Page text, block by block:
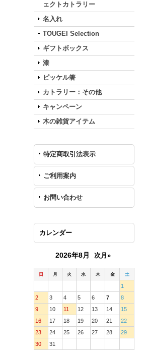
ェクトカトラリー
名入れ
TOUGEI Selection
ギフトボックス
漆
ピッケル箸
カトラリー：その他
キャンペーン
木の雑貨アイテム
特定商取引法表示
ご利用案内
お問い合わせ
カレンダー
2026年8月 次月»
日 月 火 水 木 金 土
1
2
3 4 5 6 7
8
9
10 11 12 13 14
15
16
17 18 19 20 21
22
23
24 25 26 27 28
29
30
31